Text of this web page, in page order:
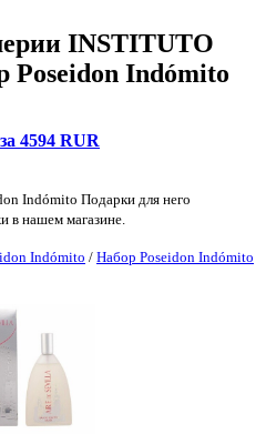
INSTITUTO
Poseidon Indómito
4594 RUR
Indómito Подарки для него
в нашем магазине.
Indómito / Набор Poseidon Indómito